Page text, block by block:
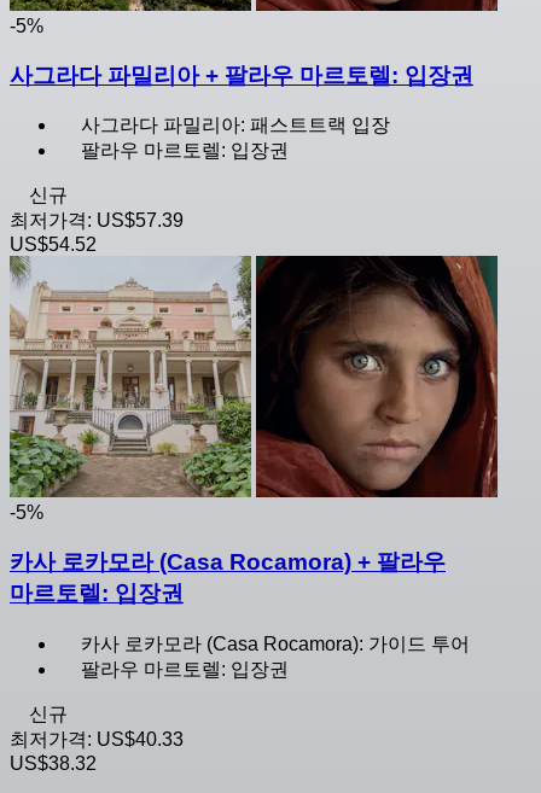
-5%
사그라다 파밀리아 + 팔라우 마르토렐: 입장권
사그라다 파밀리아: 패스트트랙 입장
팔라우 마르토렐: 입장권
신규
최저가격: US$57.39
US$54.52
-5%
카사 로카모라 (Casa Rocamora) + 팔라우
마르토렐: 입장권
카사 로카모라 (Casa Rocamora): 가이드 투어
팔라우 마르토렐: 입장권
신규
최저가격: US$40.33
US$38.32